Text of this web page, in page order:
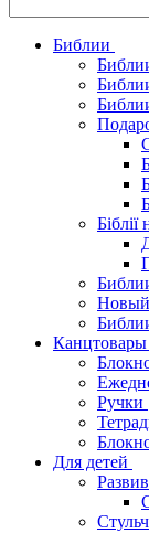
Библии
Біблії
Новый
Канцтовары
Ручки
Для детей